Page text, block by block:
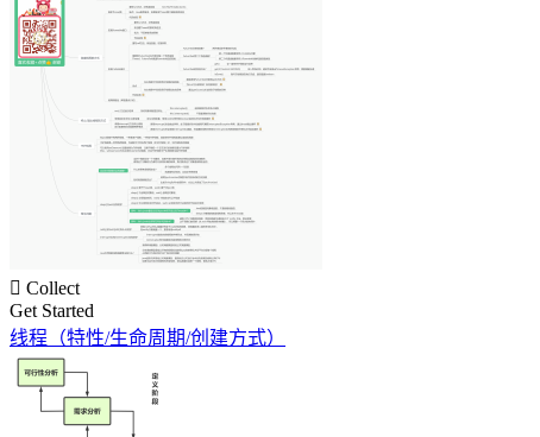
 Collect
Get Started
线程（特性/生命周期/创建方式）